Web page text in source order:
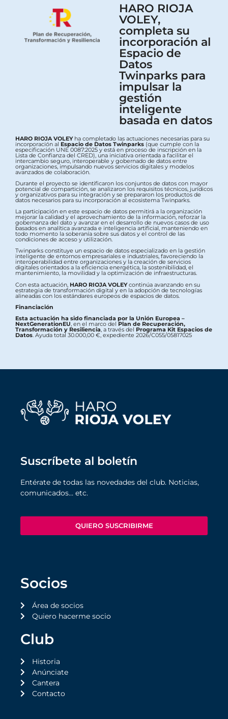
HARO RIOJA
VOLEY,
completa su
incorporación al
Espacio de
Datos
Twinparks para
impulsar la
gestión
inteligente
basada en datos
HARO RIOJA VOLEYha completado las actuaciones necesarias para su
incorporación al Espacio de Datos Twinparks (que cumple con la
especificación UNE 0087:2025 y está en proceso de inscripción en la
Lista de Confianza del CRED), una iniciativa orientada a facilitar el
intercambio seguro, interoperable y gobernado de datos entre
organizaciones, impulsando nuevos servicios digitales y modelos
avanzados de colaboración.
Durante el proyecto se identificaron los conjuntos de datos con mayor
potencial de compartición, se analizaron los requisitos técnicos, jurídicos
y organizativos para su integración y se prepararon los productos de
datos necesarios para su incorporación al ecosistema Twinparks.
La participación en este espacio de datos permitirá a la organización
mejorar la calidad y el aprovechamiento de la información, reforzar la
gobernanza del dato y avanzar en el desarrollo de nuevos casos de uso
basados en analítica avanzada e inteligencia artificial, manteniendo en
todo momento la soberanía sobre sus datos y el control de las
condiciones de acceso y utilización.
Twinparks constituye un espacio de datos especializado en la gestión
inteligente de entornos empresariales e industriales, favoreciendo la
interoperabilidad entre organizaciones y la creación de servicios
digitales orientados a la eficiencia energética, la sostenibilidad, el
mantenimiento, la movilidad y la optimización de infraestructuras.
Con esta actuación, HARO RIOJA VOLEYcontinúa avanzando en su
estrategia de transformación digital y en la adopción de tecnologías
alineadas con los estándares europeos de espacios de datos.
Financiación
Esta actuación ha sido financiada por la Unión Europea –
NextGenerationEU, en el marco del Plan de Recuperación,
Transformación y Resiliencia, a través del Programa Kit Espacios de
Datos. Ayuda total 30.000,00 €, expediente 2026/C055/05817025
Suscríbete al boletín
Entérate de todas las novedades del club. Noticias,
comunicados… etc.
QUIERO SUSCRIBIRME
Socios
Área de socios
Quiero hacerme socio
Club
Historia
Anúnciate
Cantera
Contacto